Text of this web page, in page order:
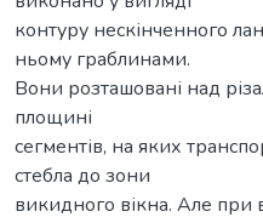
контуру нескінченного
ньому граблинами.
Вони розташовані над
площині
сегментів, на яких
стебла до зони
викидного вікна. Але при